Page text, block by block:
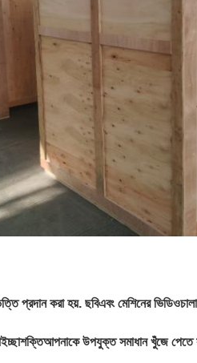
প্রদান করা হয়. ছবিএবং মেশিনের ভিডিও
ইচ্ছাশক্তিআপনাকে উপযুক্ত সমাধান খুঁজে পেতে